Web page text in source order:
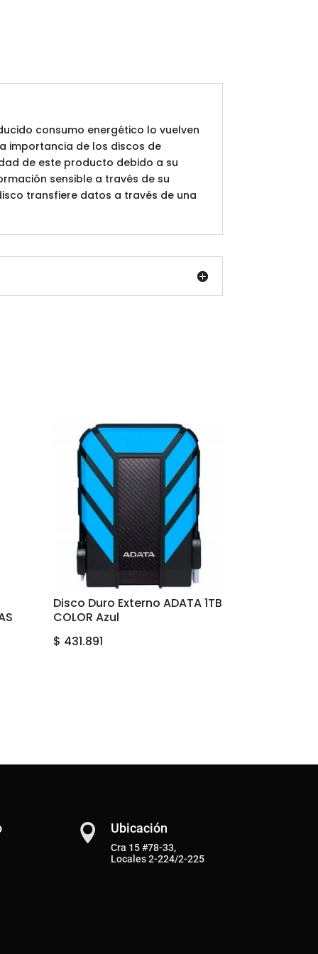
consumo energético lo vuelven
importancia de los discos de
de este producto debido a su
sensible a través de su
transfiere datos a través de una
Disco Duro Externo ADATA 1TB
COLOR Azul
$ 431.891
 Ubicación
Cra 15 #78-33,
Locales 2-224/2-225